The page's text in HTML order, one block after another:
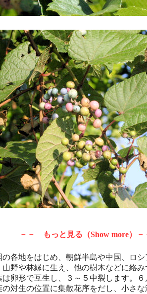
－－ もっと見る（Show more）－
の各地をはじめ、朝鮮半島や中国、ロ
山野や林縁に生え、他の樹木などに絡
は卵形で互生し、３～５中裂します。
の対生の位置に集散花序をだし、小さ